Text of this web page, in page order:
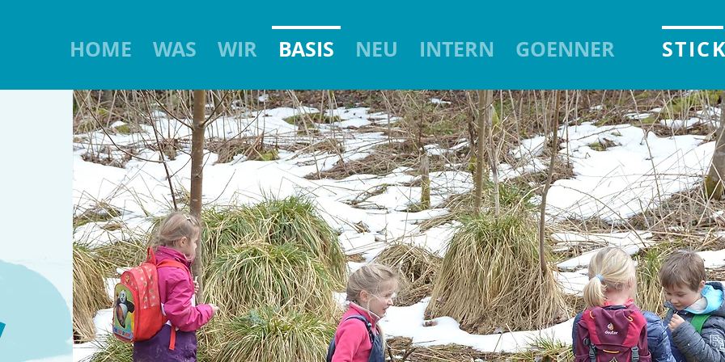
HOME WAS WIR BASIS NEU INTERN GOENNER